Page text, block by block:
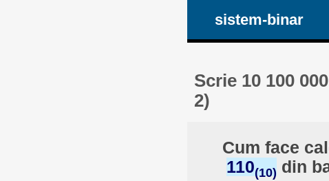
sistem-binar
Scrie 10 100
2)
Cum face
110(10) din